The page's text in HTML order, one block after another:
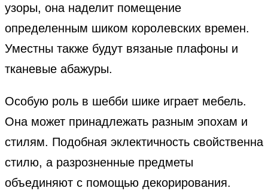
узоры, она наделит помещение
определенным шиком королевских времен.
Уместны также будут вязаные плафоны и
тканевые абажуры.
Особую роль в шебби шике играет мебель.
Она может принадлежать разным эпохам и
стилям. Подобная эклектичность свойственна
стилю, а разрозненные предметы
объединяют с помощью декорирования.